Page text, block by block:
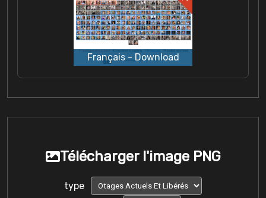
Télécharger l'image PNG
type